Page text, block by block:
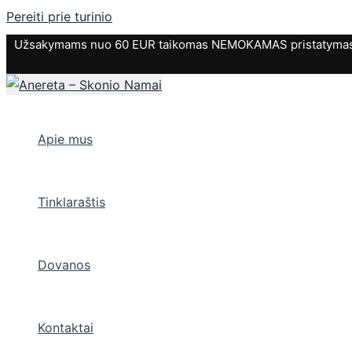
Pereiti prie turinio
Užsakymams nuo 60 EUR taikomas NEMOKAMAS
Apie mus
Tinklaraštis
Dovanos
Kontaktai